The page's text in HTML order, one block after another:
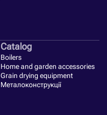
Catalog
Boilers
Home and garden accessories
Grain drying equipment
Металоконструкції